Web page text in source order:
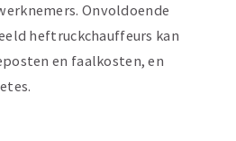
Onvoldoende
heftruckchauffeurs kan
en faalkosten, en